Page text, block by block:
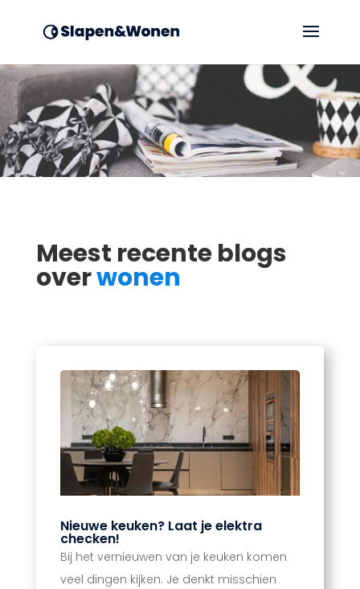
Meest recente blogs
overwonen
Nieuwe keuken? Laat je elektra
checken!
Bij het vernieuwen van je keuken komen
veel dingen kijken. Je denkt misschien